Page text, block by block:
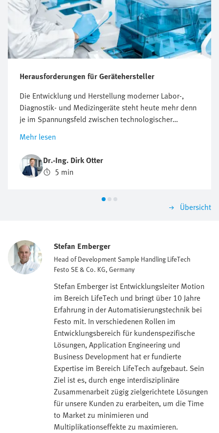
Herausforderungen für Gerätehersteller
Die Entwicklung und Herstellung moderner Labor-,
Diagnostik- und Medizingeräte steht heute mehr denn
je im Spannungsfeld zwischen technologischer
Innovation, regulatorischen Anforderungen und
wirtschaftlichem Druck. Der Anspruch an Präzision,
Zuverlässigkeit und Miniaturisierung wächst stetig,
ebenso wie die Anforderungen an Dokumentation,
Sicherheit und die digitale Integration in bestehende
Mehr lesen
Dr.-Ing. Dirk Otter
5 min
Übersicht
Stefan Emberger
Head of Development Sample Handling LifeTech
Festo SE & Co. KG, Germany
Stefan Emberger ist Entwicklungsleiter Motion
im Bereich LifeTech und bringt über 10 Jahre
Erfahrung in der Automatisierungstechnik bei
Festo mit. In verschiedenen Rollen im
Entwicklungsbereich für kundenspezifische
Lösungen, Application Engineering und
Business Development hat er fundierte
Expertise im Bereich LifeTech aufgebaut. Sein
Ziel ist es, durch enge interdisziplinäre
Zusammenarbeit zügig zielgerichtete Lösungen
für unsere Kunden zu erarbeiten, um die Time
to Market zu minimieren und
Multiplikationseffekte zu maximieren.